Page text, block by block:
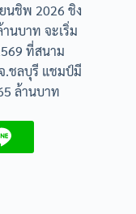
นชิพ 2026 ชิง
านบาท จะเริ่ม
ที่สนาม
.ชลบุรี แชมป์มี
ล้านบาท